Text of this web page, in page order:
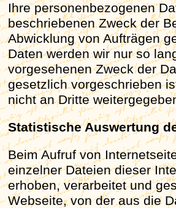
Ihre personenbezogenen
beschriebenen Zweck der
Abwicklung von Aufträgen
Daten werden wir nur so
vorgesehenen Zweck der
gesetzlich vorgeschrieben
nicht an Dritte
Statistische Auswertung
Beim Aufruf von
einzelner Dateien dieser
erhoben, verarbeitet und
Webseite, von der aus die